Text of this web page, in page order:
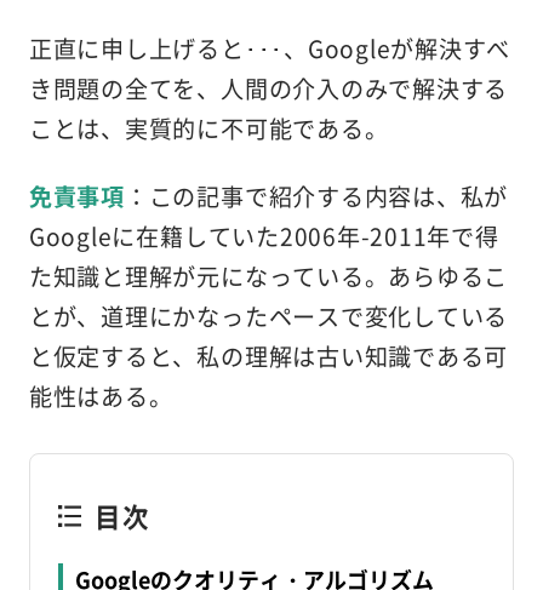
正直に申し上げると･･･、Googleが解決すべ
き問題の全てを、人間の介入のみで解決する
ことは、実質的に不可能である。
免責事項 ：この記事で紹介する内容は、私が
Googleに在籍していた2006年-2011年で得
た知識と理解が元になっている。あらゆるこ
とが、道理にかなったペースで変化している
と仮定すると、私の理解は古い知識である可
能性はある。
目次
Googleのクオリティ・アルゴリズム